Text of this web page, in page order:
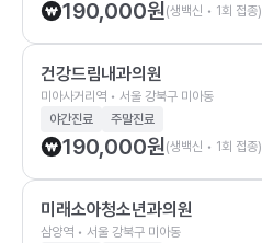
190,000원(생백신 • 1회 접종)
건강드림내과의원
미아사거리역 • 서울 강북구 미아동
야간진료
주말진료
190,000원(생백신 • 1회 접종)
미래소아청소년과의원
삼양역 • 서울 강북구 미아동